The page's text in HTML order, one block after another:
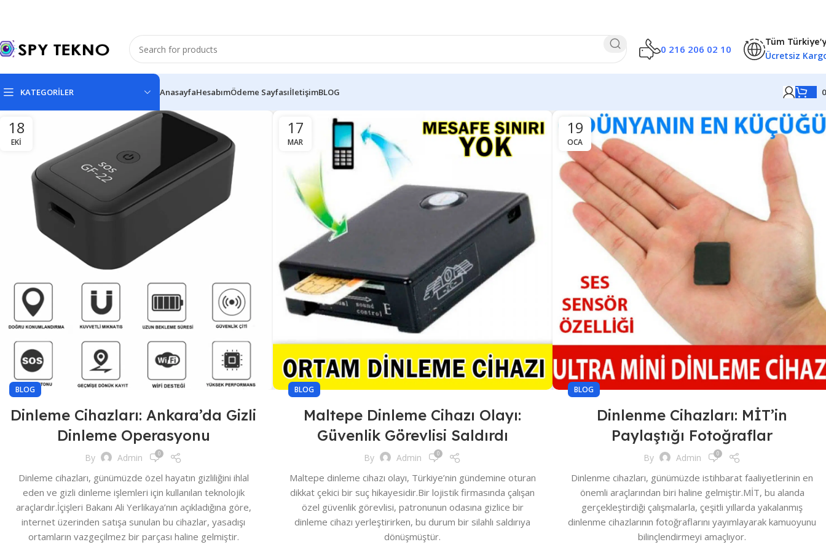
0 216 206 02 10
Tüm
Ücretsiz
KATEGORİLER AnasayfaHesabımÖdeme SayfasıİletişimBLOG
18
EKI
BLOG
Dinleme Cihazları: Ankara’da Gizli
Dinleme Operasyonu
By Admin 0
Dinleme cihazları, günümüzde özel hayatın gizliliğini ihlal
eden ve gizli dinleme işlemleri için kullanılan teknolojik
araçlardır.İçişleri Bakanı Ali Yerlikaya’nın açıkladığına göre,
internet üzerinden satışa sunulan bu cihazlar, yasadışı
ortamların vazgeçilmez bir parçası haline gelmiştir.
17
MAR
BLOG
Maltepe Dinleme Cihazı Olayı:
Güvenlik Görevlisi Saldırdı
By Admin 0
Maltepe dinleme cihazı olayı, Türkiye’nin gündemine oturan
dikkat çekici bir suç hikayesidir.Bir lojistik firmasında çalışan
özel güvenlik görevlisi, patronunun odasına gizlice bir
dinleme cihazı yerleştirirken, bu durum bir silahlı saldırıya
dönüşmüştür.
19
OCA
BLOG
Dinlenme Cihazları: MİT’in
Paylaştığı Fotoğraflar
By Admin 0
Dinlenme cihazları, günümüzde istihbarat faaliyetlerinin en
önemli araçlarından biri haline gelmiştir.MİT, bu alanda
gerçekleştirdiği çalışmalarla, çeşitli yıllarda yakalanmış
dinlenme cihazlarının fotoğraflarını yayımlayarak kamuoyunu
bilinçlendirmeyi amaçlıyor.